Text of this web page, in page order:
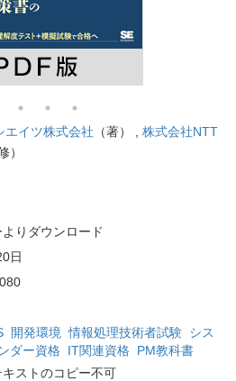
エイツ株式会社 （著） , 株式会社NTT
）
りダウンロード
日
開発環境 情報処理技術者試験 シス
ダー資格 IT関連資格 PM教科書
ストのコピー不可